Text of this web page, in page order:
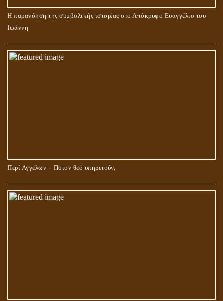
Η παρανόηση της συμβολικής ιστορίας στο Απόκρυφο Ευαγγέλιο του
Ιωάννη
Περί Αγγέλων – Ποιον θεό υπηρετούν;